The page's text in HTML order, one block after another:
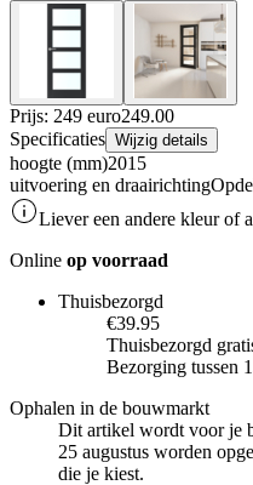
Prijs: 249 euro249.00
Specificaties Wijzig details
hoogte (mm)2015
uitvoering en draairichting
Liever een andere kleur of
Online op voorraad
Thuisbezorgd
€39.95
Thuisbezorgd
Bezorging tussen
Ophalen in de bouwmarkt
Dit artikel wordt voor je
25 augustus worden
die je kiest.